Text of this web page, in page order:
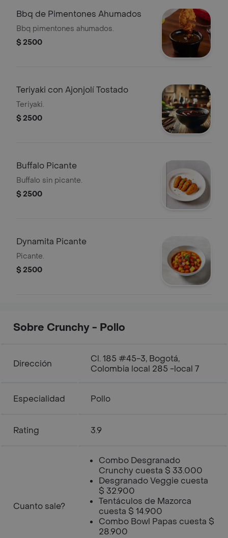
Bbq de Pimentones Ahumados
Bbq pimentones ahumados.
$ 2500
Teriyaki con Ajonjolí Tostado
Teriyaki.
$ 2500
Buffalo Picante
Buffalo sin picante.
$ 2500
Dynamita Picante
Picante.
$ 2500
Sobre Crunchy - Pollo
Dirección
Cl. 185 #45-3, Bogotá,
Colombia local 285 -local 7
Especialidad Pollo
Rating 3.9
Cuanto sale?
Combo Desgranado
Crunchy cuesta $ 33.000
Desgranado Veggie cuesta
$ 32.900
Tentáculos de Mazorca
cuesta $ 14.900
Combo Bowl Papas cuesta $
28.900